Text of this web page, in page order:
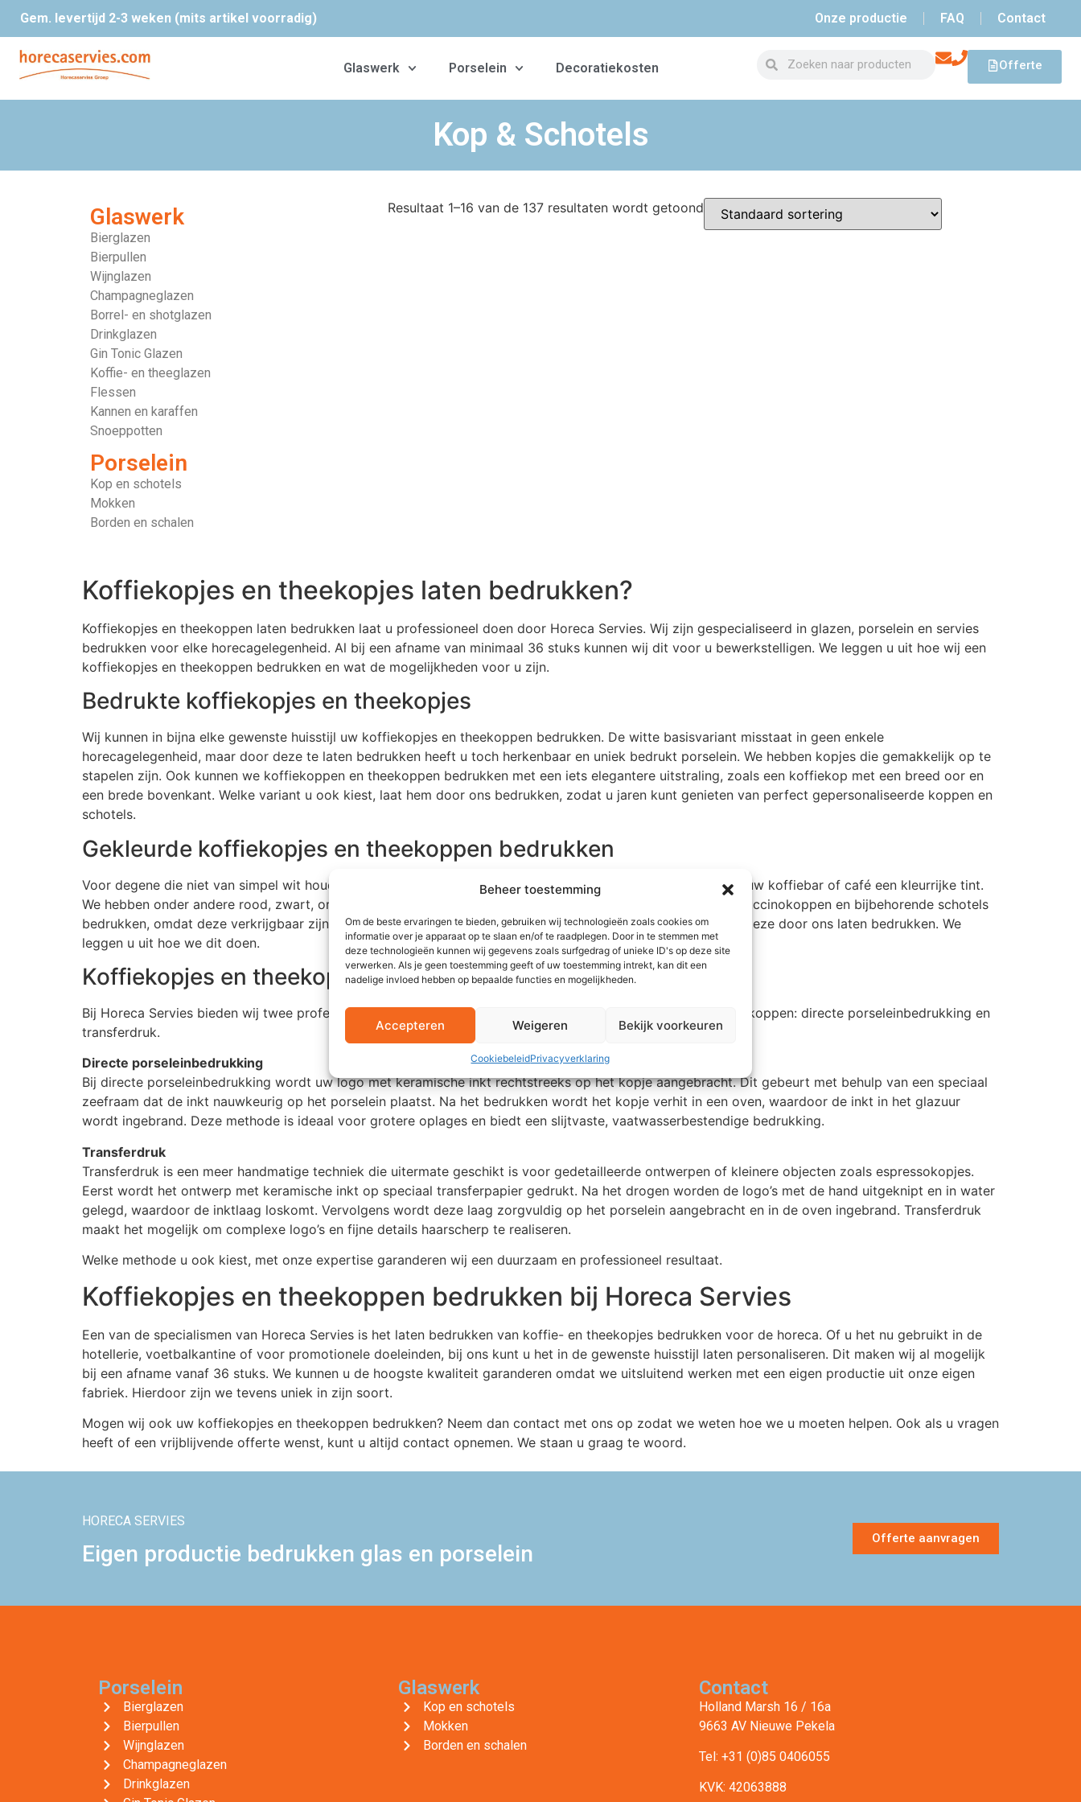
Beheer toestemming
Om de beste ervaringen te bieden, gebruiken wij technologieën zoals cookies om
informatie over je apparaat op te slaan en/of te raadplegen. Door in te stemmen met
deze technologieën kunnen wij gegevens zoals surfgedrag of unieke ID's op deze site
verwerken. Als je geen toestemming geeft of uw toestemming intrekt, kan dit een
nadelige invloed hebben op bepaalde functies en mogelijkheden.
Accepteren Weigeren Bekijk voorkeuren
CookiebeleidPrivacyverklaring
Gem. levertijd 2-3 weken (mits artikel voorradig) Onze productie FAQ Contact
Glaswerk Porselein Decoratiekosten Offerte
Kop & Schotels
Glaswerk
Bierglazen
Bierpullen
Wijnglazen
Champagneglazen
Borrel- en shotglazen
Drinkglazen
Gin Tonic Glazen
Koffie- en theeglazen
Flessen
Kannen en karaffen
Snoeppotten
Porselein
Kop en schotels
Mokken
Borden en schalen
Resultaat 1–16 van de 137 resultaten wordt getoond
Koffiekopjes en theekopjes laten bedrukken?
Koffiekopjes en theekoppen laten bedrukken laat u professioneel doen door Horeca Servies. Wij zijn gespecialiseerd in glazen, porselein en servies
bedrukken voor elke horecagelegenheid. Al bij een afname van minimaal 36 stuks kunnen wij dit voor u bewerkstelligen. We leggen u uit hoe wij een
koffiekopjes en theekoppen bedrukken en wat de mogelijkheden voor u zijn.
Bedrukte koffiekopjes en theekopjes
Wij kunnen in bijna elke gewenste huisstijl uw koffiekopjes en theekoppen bedrukken. De witte basisvariant misstaat in geen enkele
horecagelegenheid, maar door deze te laten bedrukken heeft u toch herkenbaar en uniek bedrukt porselein. We hebben kopjes die gemakkelijk op te
stapelen zijn. Ook kunnen we koffiekoppen en theekoppen bedrukken met een iets elegantere uitstraling, zoals een koffiekop met een breed oor en
een brede bovenkant. Welke variant u ook kiest, laat hem door ons bedrukken, zodat u jaren kunt genieten van perfect gepersonaliseerde koppen en
schotels.
Gekleurde koffiekopjes en theekoppen bedrukken
Voor degene die niet van simpel wit houdt, kunnen we ook een gekleurde koffiekoppen bedrukken. Zo krijgt uw koffiebar of café een kleurrijke tint.
We hebben onder andere rood, zwart, oranje en groen in het assortiment. We kunnen ook espresso- en cappuccinokoppen en bijbehorende schotels
bedrukken, omdat deze verkrijgbaar zijn in dezelfde kleuren. U kunt dus zelf een serviesset samenstellen en deze door ons laten bedrukken. We
leggen u uit hoe we dit doen.
Koffiekopjes en theekoppen bedrukken: onze methoden
Bij Horeca Servies bieden wij twee professionele methoden aan voor het bedrukken van koffiekopjes en theekoppen: directe porseleinbedrukking en
transferdruk.
Directe porseleinbedrukking
Bij directe porseleinbedrukking wordt uw logo met keramische inkt rechtstreeks op het kopje aangebracht. Dit gebeurt met behulp van een speciaal
zeefraam dat de inkt nauwkeurig op het porselein plaatst. Na het bedrukken wordt het kopje verhit in een oven, waardoor de inkt in het glazuur
wordt ingebrand. Deze methode is ideaal voor grotere oplages en biedt een slijtvaste, vaatwasserbestendige bedrukking.
Transferdruk
Transferdruk is een meer handmatige techniek die uitermate geschikt is voor gedetailleerde ontwerpen of kleinere objecten zoals espressokopjes.
Eerst wordt het ontwerp met keramische inkt op speciaal transferpapier gedrukt. Na het drogen worden de logo’s met de hand uitgeknipt en in water
gelegd, waardoor de inktlaag loskomt. Vervolgens wordt deze laag zorgvuldig op het porselein aangebracht en in de oven ingebrand. Transferdruk
maakt het mogelijk om complexe logo’s en fijne details haarscherp te realiseren.
Welke methode u ook kiest, met onze expertise garanderen wij een duurzaam en professioneel resultaat.
Koffiekopjes en theekoppen bedrukken bij Horeca Servies
Een van de specialismen van Horeca Servies is het laten bedrukken van koffie- en theekopjes bedrukken voor de horeca. Of u het nu gebruikt in de
hotellerie, voetbalkantine of voor promotionele doeleinden, bij ons kunt u het in de gewenste huisstijl laten personaliseren. Dit maken wij al mogelijk
bij een afname vanaf 36 stuks. We kunnen u de hoogste kwaliteit garanderen omdat we uitsluitend werken met een eigen productie uit onze eigen
fabriek. Hierdoor zijn we tevens uniek in zijn soort.
Mogen wij ook uw koffiekopjes en theekoppen bedrukken? Neem dan contact met ons op zodat we weten hoe we u moeten helpen. Ook als u vragen
heeft of een vrijblijvende offerte wenst, kunt u altijd contact opnemen. We staan u graag te woord.
HORECA SERVIES
Eigen productie bedrukken glas en porselein
Offerte aanvragen
Porselein
Bierglazen
Bierpullen
Wijnglazen
Champagneglazen
Drinkglazen
Glaswerk
Kop en schotels
Mokken
Borden en schalen
Contact
Holland Marsh 16 / 16a
9663 AV Nieuwe Pekela
Tel: +31 (0)85 0406055
KVK: 42063888